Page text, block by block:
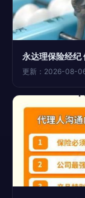
更新：2026-08-